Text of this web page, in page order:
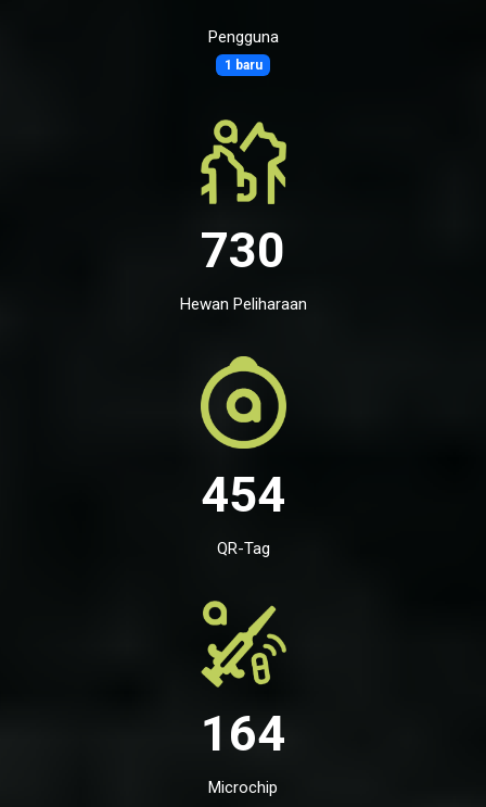
Pengguna
1 baru
730
Hewan Peliharaan
454
QR-Tag
164
Microchip